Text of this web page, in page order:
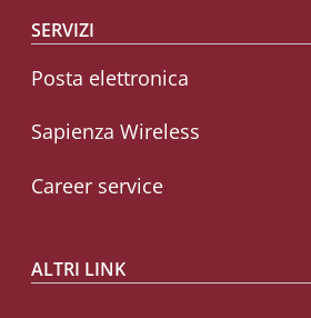
SERVIZI
Posta elettronica
Sapienza Wireless
Career service
ALTRI LINK